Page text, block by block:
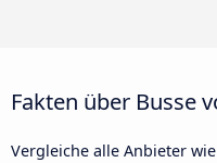
Fakten über Busse
Vergleiche alle Anbieter